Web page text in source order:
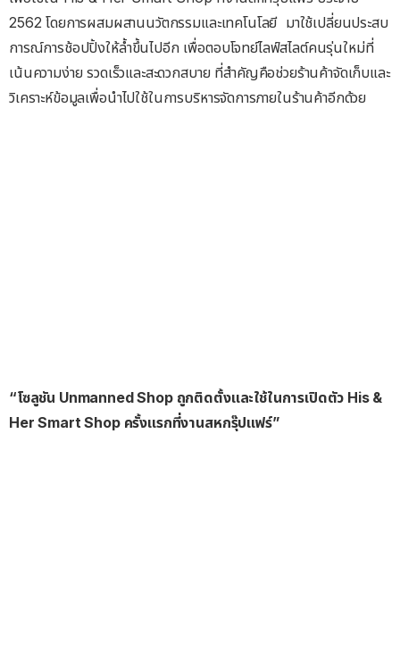
2562 โดยการผสมผสานนวัตกรรมและเทคโนโลยี มาใช้เปลี่ยนประสบ
การณ์การช้อปปิ้งให้ล้ำขึ้นไปอีก เพื่อตอบโจทย์ไลฟ์สไลต์คนรุ่นใหม่ที่
เน้นความง่าย รวดเร็วและสะดวกสบาย ที่สำคัญคือช่วยร้านค้าจัดเก็บและ
วิเคราะห์ข้อมูลเพื่อนำไปใช้ในการบริหารจัดการภายในร้านค้าอีกด้วย
“โซลูชัน Unmanned Shop ถูกติดตั้งและใช้ในการเปิดตัว His &
Her Smart Shop ครั้งแรกที่งานสหกรุ๊ปแฟร์”